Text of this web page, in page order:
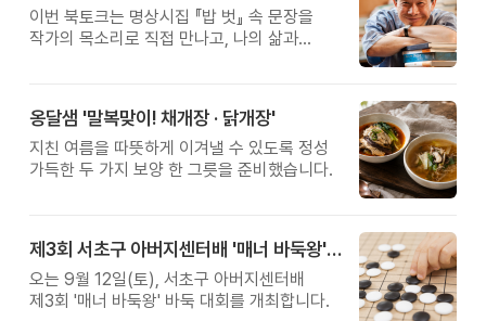
이번 북토크는 명상시집 『밥 벗』 속 문장을
작가의 목소리로 직접 만나고, 나의 삶과
옹달샘 '말복맞이! 채개장 · 닭개장'
지친 여름을 따뜻하게 이겨낼 수 있도록 정성
가득한 두 가지 보양 한 그릇을 준비했습니다.
제3회 서초구 아버지센터배 '매너 바둑왕' 대회
오는 9월 12일(토), 서초구 아버지센터배
제3회 '매너 바둑왕' 바둑 대회를 개최합니다.